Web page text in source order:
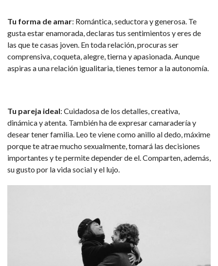
Tu forma de amar: Romántica, seductora y generosa. Te
gusta estar enamorada, declaras tus sentimientos y eres de
las que te casas joven. En toda relación, procuras ser
comprensiva, coqueta, alegre, tierna y apasionada. Aunque
aspiras a una relación igualitaria, tienes temor a la autonomía.
Tu pareja ideal: Cuidadosa de los detalles, creativa,
dinámica y atenta. También ha de expresar camaradería y
desear tener familia. Leo te viene como anillo al dedo, máxime
porque te atrae mucho sexualmente, tomará las decisiones
importantes y te permite depender de el. Comparten, además,
su gusto por la vida social y el lujo.